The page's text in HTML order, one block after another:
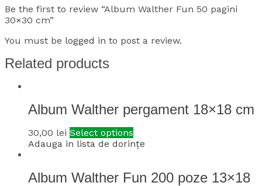
Be the first to review “Album Walther Fun 50 pagini
30×30 cm”
You must be logged in to post a review.
Related products
Album Walther pergament 18×18 cm
30,00 lei Select options
Adauga in lista de dorințe
Album Walther Fun 200 poze 13×18